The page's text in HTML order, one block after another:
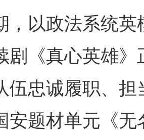
以政法系统英
剧《真心英雄
伍忠诚履职、
安题材单元《